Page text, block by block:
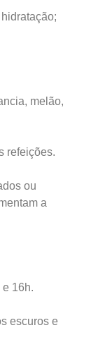
melão,
refeições.
ou
a
16h.
escuros e